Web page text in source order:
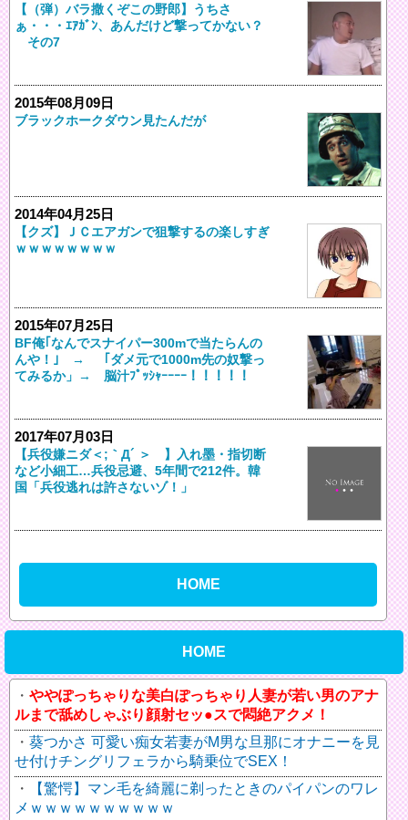
【（弾）バラ撒くぞこの野郎】うちさ
ぁ・・・ｴｱｶﾞﾝ、あんだけど撃ってかない？
その7
2015年08月09日
ブラックホークダウン見たんだが
2014年04月25日
【クズ】ＪＣエアガンで狙撃するの楽しすぎ
ｗｗｗｗｗｗｗｗ
2015年07月25日
BF俺｢なんでスナイパー300mで当たらんの
んや！｣ → 「ダメ元で1000m先の奴撃っ
てみるか」→ 脳汁ﾌﾟｯｼｬｰｰｰｰ！！！！！
2017年07月03日
【兵役嫌ニダ＜;｀Д´ ＞ 】入れ墨・指切断
など小細工…兵役忌避、5年間で212件。韓
国「兵役逃れは許さないゾ！」
HOME
HOME
ややぽっちゃりな美白ぽっちゃり人妻が若い男のアナ
ルまで舐めしゃぶり顔射セッ●スで悶絶アクメ！
葵つかさ 可愛い痴女若妻がM男な旦那にオナニーを見
せ付けチングリフェラから騎乗位でSEX！
【驚愕】マン毛を綺麗に剃ったときのパイパンのワレ
メｗｗｗｗｗｗｗｗｗｗ